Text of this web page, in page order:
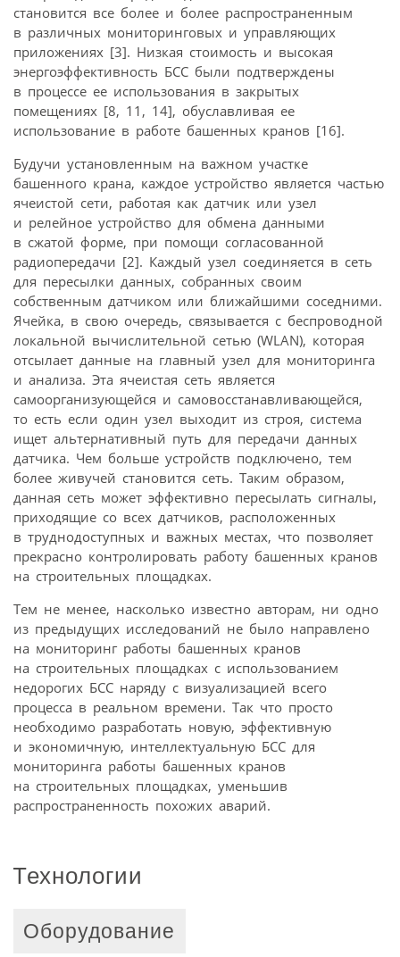
становится все более и более распространенным
в различных мониторинговых и управляющих
приложениях [3]. Низкая стоимость и высокая
энергоэффективность БСС были подтверждены
в процессе ее использования в закрытых
помещениях [8, 11, 14], обуславливая ее
использование в работе башенных кранов [16].
Будучи установленным на важном участке
башенного крана, каждое устройство является частью
ячеистой сети, работая как датчик или узел
и релейное устройство для обмена данными
в сжатой форме, при помощи согласованной
радиопередачи [2]. Каждый узел соединяется в сеть
для пересылки данных, собранных своим
собственным датчиком или ближайшими соседними.
Ячейка, в свою очередь, связывается с беспроводной
локальной вычислительной сетью (WLAN), которая
отсылает данные на главный узел для мониторинга
и анализа. Эта ячеистая сеть является
самоорганизующейся и самовосстанавливающейся,
то есть если один узел выходит из строя, система
ищет альтернативный путь для передачи данных
датчика. Чем больше устройств подключено, тем
более живучей становится сеть. Таким образом,
данная сеть может эффективно пересылать сигналы,
приходящие со всех датчиков, расположенных
в труднодоступных и важных местах, что позволяет
прекрасно контролировать работу башенных кранов
на строительных площадках.
Тем не менее, насколько известно авторам, ни одно
из предыдущих исследований не было направлено
на мониторинг работы башенных кранов
на строительных площадках с использованием
недорогих БСС наряду с визуализацией всего
процесса в реальном времени. Так что просто
необходимо разработать новую, эффективную
и экономичную, интеллектуальную БСС для
мониторинга работы башенных кранов
на строительных площадках, уменьшив
распространенность похожих аварий.
Технологии
Оборудование